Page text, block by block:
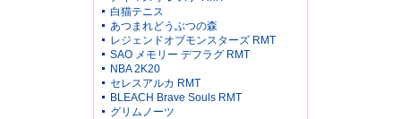
白猫テニス
あつまれどうぶつの森
レジェンドオブモンスターズ RMT
SAO メモリー デフラグ RMT
NBA 2K20
セレスアルカ RMT
BLEACH Brave Souls RMT
グリムノーツ